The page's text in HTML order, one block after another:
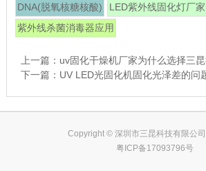
DNA(脱氧核糖核酸)
LED紫外线固化灯厂家
紫外线杀菌消毒器应用
上一篇： uv固化干燥机厂家为什么选择三昆
下一篇： UV LED光固化机固化光泽差的问
Copyright © 深圳市三昆科技有限公
粤ICP备17093796号